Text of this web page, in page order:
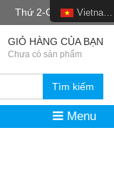
Thứ 2-CN : 8h -22h
Tìm kiếm
GIỎ HÀNG CỦA BẠN
Chưa có sản phẩm
Menu
Vietnamese